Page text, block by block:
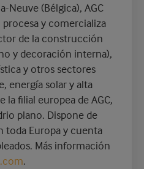
Neuve (Bélgica), AGC
procesa y comercializa
de la construcción
y decoración interna),
y otros sectores
energía solar y alta
filial europea de AGC,
plano. Dispone de
toda Europa y cuenta
Más información
.